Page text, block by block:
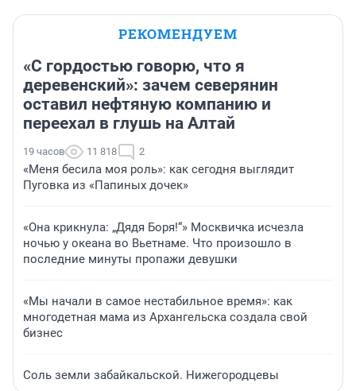
РЕКОМЕНДУЕМ
«С гордостью говорю, что я
деревенский»: зачем северянин
оставил нефтяную компанию и
переехал в глушь на Алтай
19 часов 11 818 2
«Меня бесила моя роль»: как сегодня выглядит
Пуговка из «Папиных дочек»
«Она крикнула: „Дядя Боря!“» Москвичка исчезла
ночью у океана во Вьетнаме. Что произошло в
последние минуты пропажи девушки
«Мы начали в самое нестабильное время»: как
многодетная мама из Архангельска создала свой
бизнес
Соль земли забайкальской. Нижегородцевы